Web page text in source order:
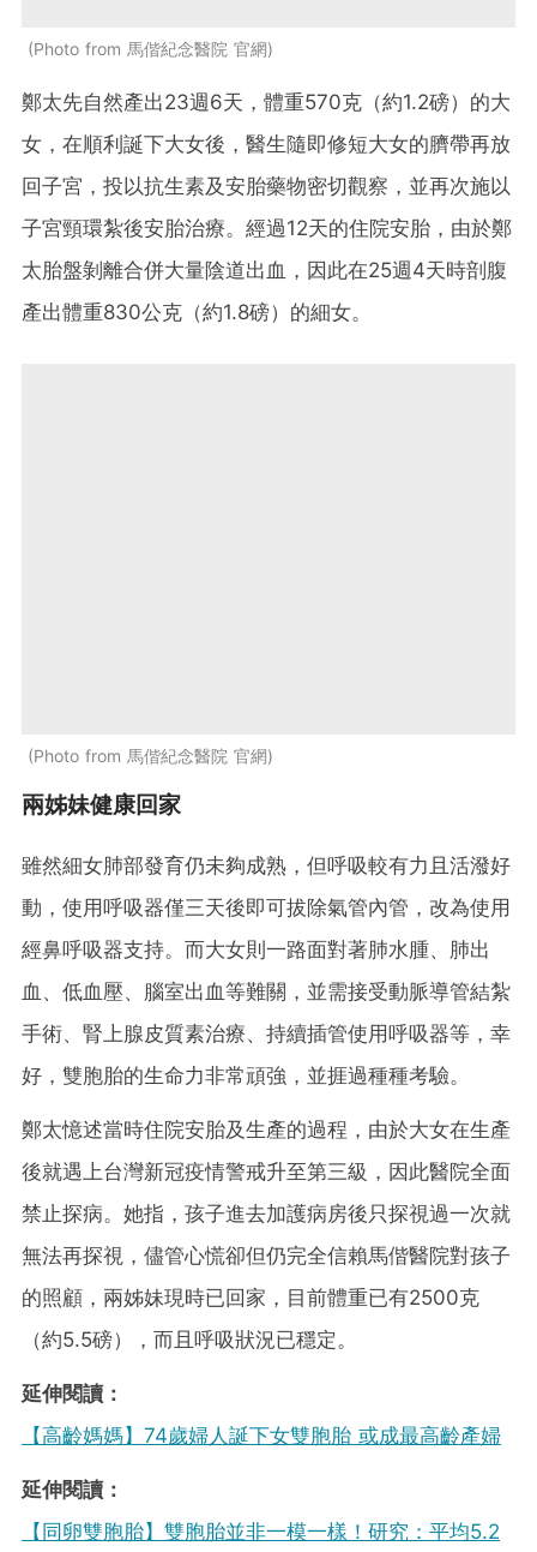
Photo from 馬偕紀念醫院 官網
鄭太先自然產出23週6天，體重570克（約1.2磅）的大
女，在順利誕下大女後，醫生隨即修短大女的臍帶再放
回子宮，投以抗生素及安胎藥物密切觀察，並再次施以
子宮頸環紮後安胎治療。經過12天的住院安胎，由於鄭
太胎盤剝離合併大量陰道出血，因此在25週4天時剖腹
產出體重830公克（約1.8磅）的細女。
Photo from 馬偕紀念醫院 官網
兩姊妹健康回家
雖然細女肺部發育仍未夠成熟，但呼吸較有力且活潑好
動，使用呼吸器僅三天後即可拔除氣管內管，改為使用
經鼻呼吸器支持。而大女則一路面對著肺水腫、肺出
血、低血壓、腦室出血等難關，並需接受動脈導管結紮
手術、腎上腺皮質素治療、持續插管使用呼吸器等，幸
好，雙胞胎的生命力非常頑強，並捱過種種考驗。
鄭太憶述當時住院安胎及生產的過程，由於大女在生產
後就遇上台灣新冠疫情警戒升至第三級，因此醫院全面
禁止探病。她指，孩子進去加護病房後只探視過一次就
無法再探視，儘管心慌卻但仍完全信賴馬偕醫院對孩子
的照顧，兩姊妹現時已回家，目前體重已有2500克
（約5.5磅），而且呼吸狀況已穩定。
延伸閱讀：
【高齡媽媽】74歲婦人誕下女雙胞胎 或成最高齡產婦
延伸閱讀：
【同卵雙胞胎】雙胞胎並非一模一樣！研究：平均5.2